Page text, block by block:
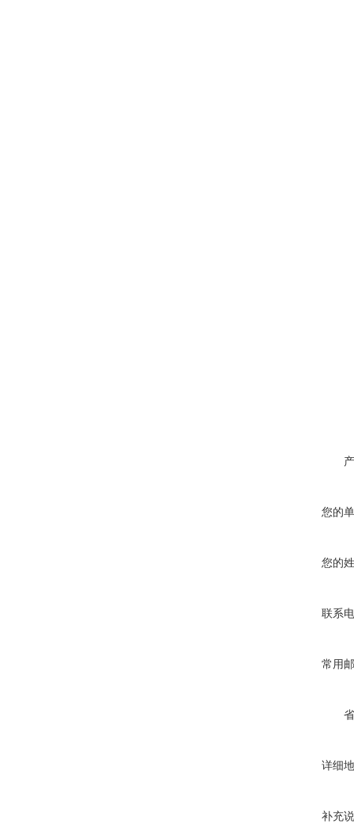
您的
您的
联系
常用
详细
补充